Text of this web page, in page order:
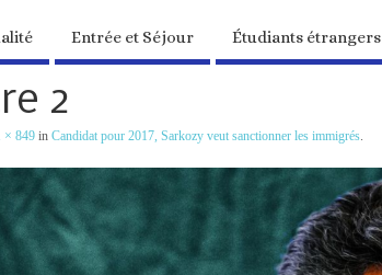
Entrée et Séjour Étudiants étrangers
2
× 849 inCandidat pour 2017, Sarkozy veut sanctionner les immigrés